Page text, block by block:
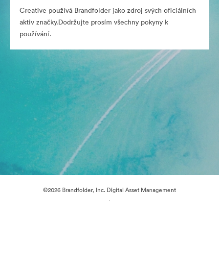
Creative používá Brandfolder jako zdroj svých oficiálních
aktiv značky.Dodržujte prosím všechny pokyny k
používání.
©2026 Brandfolder, Inc. Digital Asset Management
·